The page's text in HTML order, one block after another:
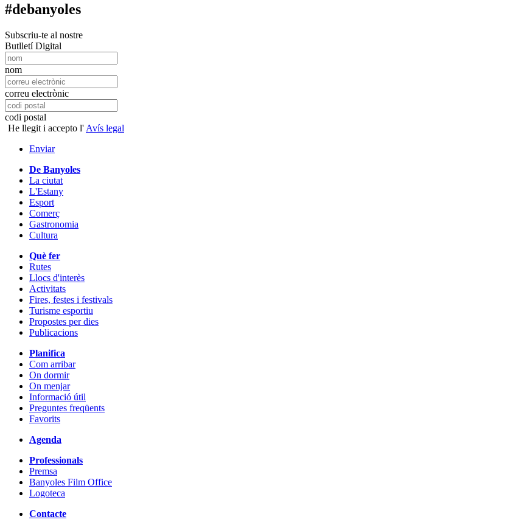
#debanyoles
Subscriu-te al nostre
Butlletí Digital
nom
correu electrònic
codi postal
He llegit i accepto l' Avís legal
Enviar
De Banyoles
La ciutat
L'Estany
Esport
Comerç
Gastronomia
Cultura
Què fer
Rutes
Llocs d'interès
Activitats
Fires, festes i festivals
Turisme esportiu
Propostes per dies
Publicacions
Planifica
Com arribar
On dormir
On menjar
Informació útil
Preguntes freqüents
Favorits
Agenda
Professionals
Premsa
Banyoles Film Office
Logoteca
Contacte